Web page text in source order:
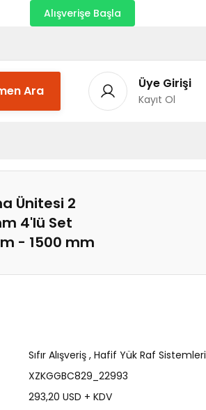
Alışverişe Başla
Ara Üye Girişi
Kayıt Ol
Ünitesi 2
4'lü Set
- 1500 mm
Sıfır Alışveriş , Hafif Yük Raf Sistemleri
XZKGGBC829_22993
293,20 USD + KDV